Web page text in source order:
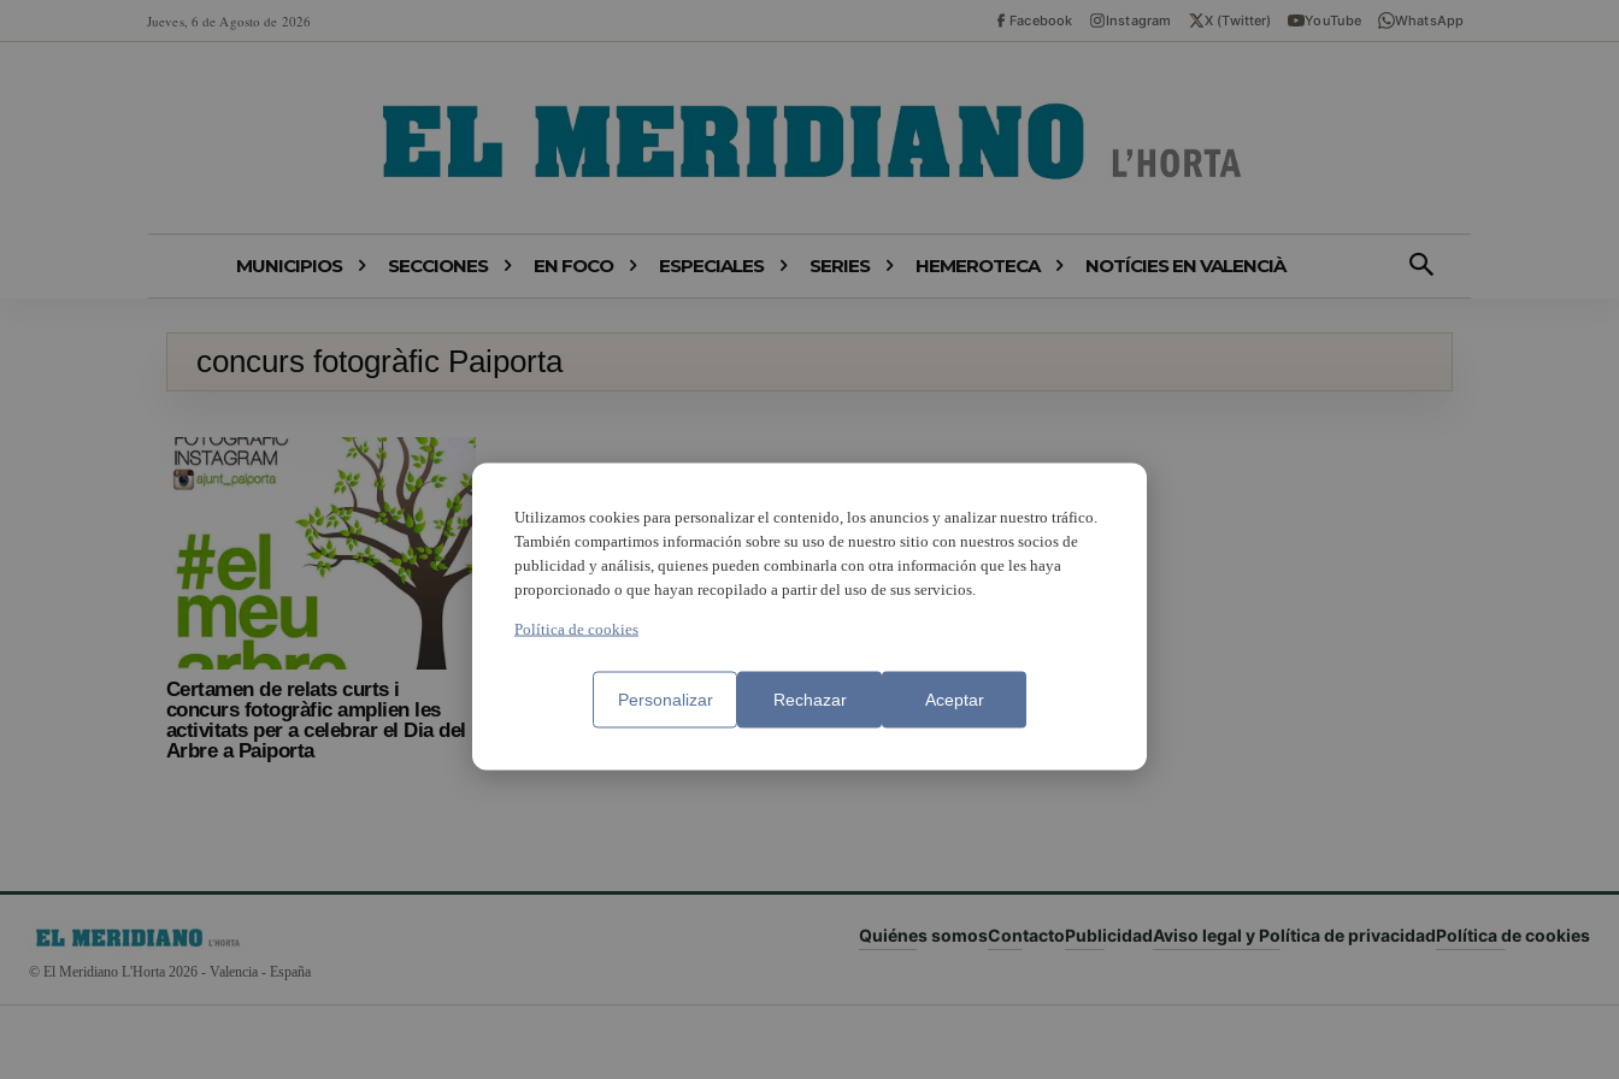
Jueves, 6 de Agosto de 2026 Facebook Instagram X (Twitter) YouTube WhatsApp
MUNICIPIOS SECCIONES EN FOCO ESPECIALES SERIES HEMEROTECA NOTÍCIES EN VALENCIÀ
concurs fotogràfic Paiporta
Certamen de relats curts i
concurs fotogràfic amplien les
activitats per a celebrar el Dia del
Arbre a Paiporta
© El Meridiano L'Horta 2026 - Valencia - España
Quiénes somosContactoPublicidadAviso legal y Política de privacidadPolítica de cookies
Utilizamos cookies para personalizar el contenido, los anuncios y analizar nuestro tráfico.
También compartimos información sobre su uso de nuestro sitio con nuestros socios de
publicidad y análisis, quienes pueden combinarla con otra información que les haya
proporcionado o que hayan recopilado a partir del uso de sus servicios.
Política de cookies
Personalizar Rechazar Aceptar